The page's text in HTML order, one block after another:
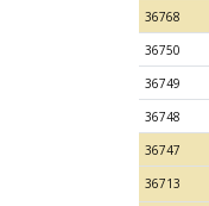
36768
36750
36749
36748
36747
36713